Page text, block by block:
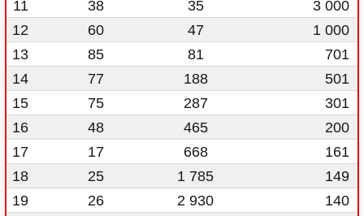
11 38 35
3 000
12
60 47
1 000
13
85 81
701
14
77 188
501
15
75 287
301
16
48 465
200
17
17 668
161
18
25 1 785
149
19
26 2 930
140